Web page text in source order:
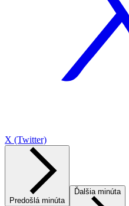
X (Twitter)
Predošlá minúta
Ďalšia minúta